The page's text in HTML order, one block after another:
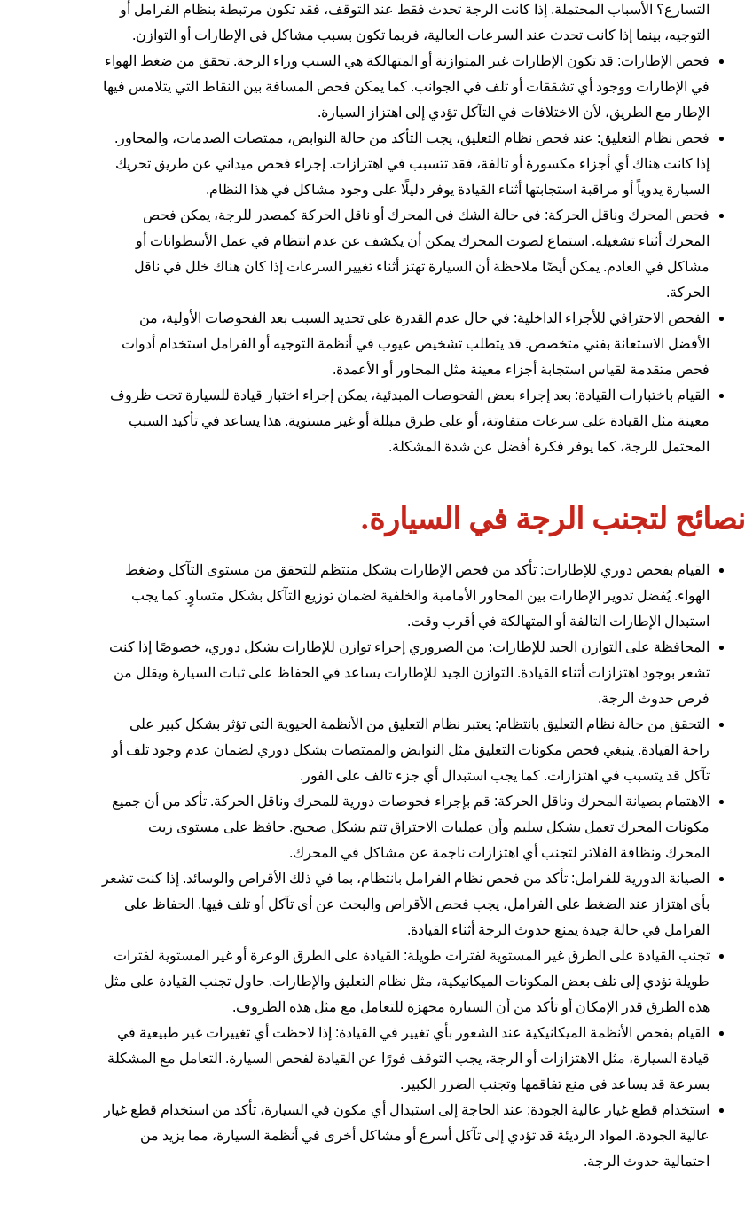
التسارع؟ الأسباب المحتملة. إذا كانت الرجة تحدث فقط عند التوقف، فقد تكون مرتبطة بنظام الفرامل أو
التوجيه، بينما إذا كانت تحدث عند السرعات العالية، فربما تكون بسبب مشاكل في الإطارات أو التوازن.
فحص الإطارات: قد تكون الإطارات غير المتوازنة أو المتهالكة هي السبب وراء الرجة. تحقق من ضغط الهواء
في الإطارات ووجود أي تشققات أو تلف في الجوانب. كما يمكن فحص المسافة بين النقاط التي يتلامس فيها
الإطار مع الطريق، لأن الاختلافات في التآكل تؤدي إلى اهتزاز السيارة.
فحص نظام التعليق: عند فحص نظام التعليق، يجب التأكد من حالة النوابض، ممتصات الصدمات، والمحاور.
إذا كانت هناك أي أجزاء مكسورة أو تالفة، فقد تتسبب في اهتزازات. إجراء فحص ميداني عن طريق تحريك
السيارة يدوياً أو مراقبة استجابتها أثناء القيادة يوفر دليلًا على وجود مشاكل في هذا النظام.
فحص المحرك وناقل الحركة: في حالة الشك في المحرك أو ناقل الحركة كمصدر للرجة، يمكن فحص
المحرك أثناء تشغيله. استماع لصوت المحرك يمكن أن يكشف عن عدم انتظام في عمل الأسطوانات أو
مشاكل في العادم. يمكن أيضًا ملاحظة أن السيارة تهتز أثناء تغيير السرعات إذا كان هناك خلل في ناقل
الحركة.
الفحص الاحترافي للأجزاء الداخلية: في حال عدم القدرة على تحديد السبب بعد الفحوصات الأولية، من
الأفضل الاستعانة بفني متخصص. قد يتطلب تشخيص عيوب في أنظمة التوجيه أو الفرامل استخدام أدوات
فحص متقدمة لقياس استجابة أجزاء معينة مثل المحاور أو الأعمدة.
القيام باختبارات القيادة: بعد إجراء بعض الفحوصات المبدئية، يمكن إجراء اختبار قيادة للسيارة تحت ظروف
معينة مثل القيادة على سرعات متفاوتة، أو على طرق مبللة أو غير مستوية. هذا يساعد في تأكيد السبب
المحتمل للرجة، كما يوفر فكرة أفضل عن شدة المشكلة.
نصائح لتجنب الرجة في السيارة.
القيام بفحص دوري للإطارات: تأكد من فحص الإطارات بشكل منتظم للتحقق من مستوى التآكل وضغط
الهواء. يُفضل تدوير الإطارات بين المحاور الأمامية والخلفية لضمان توزيع التآكل بشكل متساوٍ. كما يجب
استبدال الإطارات التالفة أو المتهالكة في أقرب وقت.
المحافظة على التوازن الجيد للإطارات: من الضروري إجراء توازن للإطارات بشكل دوري، خصوصًا إذا كنت
تشعر بوجود اهتزازات أثناء القيادة. التوازن الجيد للإطارات يساعد في الحفاظ على ثبات السيارة ويقلل من
فرص حدوث الرجة.
التحقق من حالة نظام التعليق بانتظام: يعتبر نظام التعليق من الأنظمة الحيوية التي تؤثر بشكل كبير على
راحة القيادة. ينبغي فحص مكونات التعليق مثل النوابض والممتصات بشكل دوري لضمان عدم وجود تلف أو
تآكل قد يتسبب في اهتزازات. كما يجب استبدال أي جزء تالف على الفور.
الاهتمام بصيانة المحرك وناقل الحركة: قم بإجراء فحوصات دورية للمحرك وناقل الحركة. تأكد من أن جميع
مكونات المحرك تعمل بشكل سليم وأن عمليات الاحتراق تتم بشكل صحيح. حافظ على مستوى زيت
المحرك ونظافة الفلاتر لتجنب أي اهتزازات ناجمة عن مشاكل في المحرك.
الصيانة الدورية للفرامل: تأكد من فحص نظام الفرامل بانتظام، بما في ذلك الأقراص والوسائد. إذا كنت تشعر
بأي اهتزاز عند الضغط على الفرامل، يجب فحص الأقراص والبحث عن أي تآكل أو تلف فيها. الحفاظ على
الفرامل في حالة جيدة يمنع حدوث الرجة أثناء القيادة.
تجنب القيادة على الطرق غير المستوية لفترات طويلة: القيادة على الطرق الوعرة أو غير المستوية لفترات
طويلة تؤدي إلى تلف بعض المكونات الميكانيكية، مثل نظام التعليق والإطارات. حاول تجنب القيادة على مثل
هذه الطرق قدر الإمكان أو تأكد من أن السيارة مجهزة للتعامل مع مثل هذه الظروف.
القيام بفحص الأنظمة الميكانيكية عند الشعور بأي تغيير في القيادة: إذا لاحظت أي تغييرات غير طبيعية في
قيادة السيارة، مثل الاهتزازات أو الرجة، يجب التوقف فورًا عن القيادة لفحص السيارة. التعامل مع المشكلة
بسرعة قد يساعد في منع تفاقمها وتجنب الضرر الكبير.
استخدام قطع غيار عالية الجودة: عند الحاجة إلى استبدال أي مكون في السيارة، تأكد من استخدام قطع غيار
عالية الجودة. المواد الرديئة قد تؤدي إلى تآكل أسرع أو مشاكل أخرى في أنظمة السيارة، مما يزيد من
احتمالية حدوث الرجة.